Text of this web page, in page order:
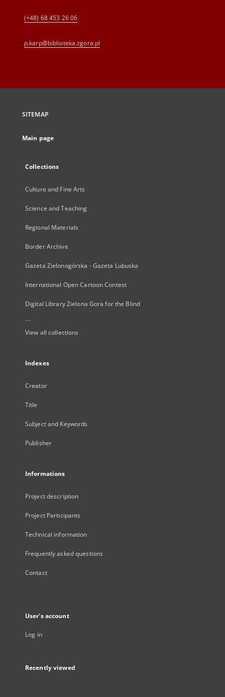
(+48) 68 453 26 06
p.karp@biblioteka.zgora.pl
SITEMAP
Main page
Collections
Culture and Fine Arts
Science and Teaching
Regional Materials
Border Archive
Gazeta Zielonogórska - Gazeta Lubuska
International Open Cartoon Contest
Digital Library Zielona Gora for the Blind
...
View all collections
Indexes
Creator
Title
Subject and Keywords
Publisher
Informations
Project description
Project Participants
Technical information
Frequently asked questions
Contact
User's account
Log in
Recently viewed